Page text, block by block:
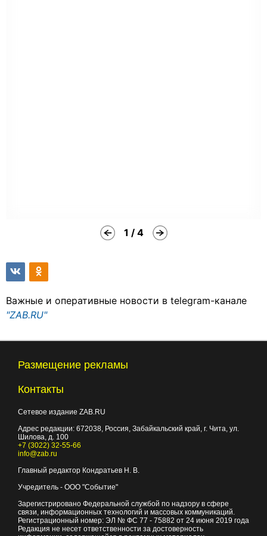
1 / 4
Важные и оперативные новости в telegram-канале
"ZAB.RU"
Размещение рекламы
Контакты
Сетевое издание ZAB.RU
Адрес редакции: 672038, Россия, Забайкальский край, г. Чита, ул.
Шилова, д. 100
+7 (3022) 32-55-66
info@zab.ru
Главный редактор Кондратьев Н. В.
Учредитель - ООО "Событие"
Зарегистрировано Федеральной службой по надзору в сфере
связи, информационных технологий и массовых коммуникаций.
Регистрационный номер: ЭЛ № ФС 77 - 75882 от 24 июня 2019 года
Редакция не несет ответственности за достоверность